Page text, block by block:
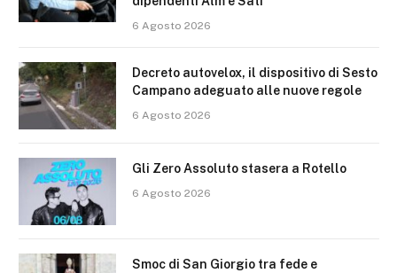
6 Agosto 2026
Decreto autovelox, il dispositivo di Sesto
Campano adeguato alle nuove regole
6 Agosto 2026
Gli Zero Assoluto stasera a Rotello
6 Agosto 2026
Smoc di San Giorgio tra fede e